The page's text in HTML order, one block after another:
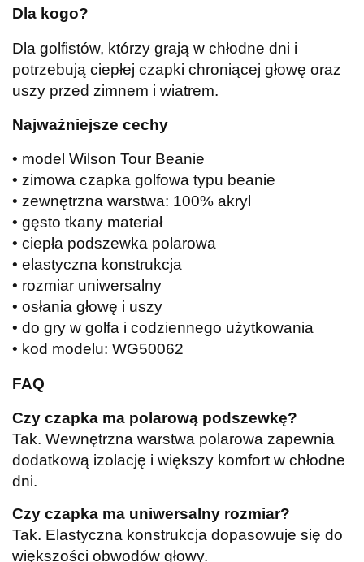
Dla kogo?
Dla golfistów, którzy grają w chłodne dni i
potrzebują ciepłej czapki chroniącej głowę oraz
uszy przed zimnem i wiatrem.
Najważniejsze cechy
• model Wilson Tour Beanie
• zimowa czapka golfowa typu beanie
• zewnętrzna warstwa: 100% akryl
• gęsto tkany materiał
• ciepła podszewka polarowa
• elastyczna konstrukcja
• rozmiar uniwersalny
• osłania głowę i uszy
• do gry w golfa i codziennego użytkowania
• kod modelu: WG50062
FAQ
Czy czapka ma polarową podszewkę?
Tak. Wewnętrzna warstwa polarowa zapewnia
dodatkową izolację i większy komfort w chłodne
dni.
Czy czapka ma uniwersalny rozmiar?
Tak. Elastyczna konstrukcja dopasowuje się do
większości obwodów głowy.